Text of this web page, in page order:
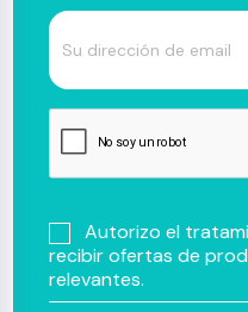
Autorizo el
recibir ofertas de
relevantes.